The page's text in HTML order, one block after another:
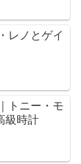
レノとゲイ
トニー・モ
級時計